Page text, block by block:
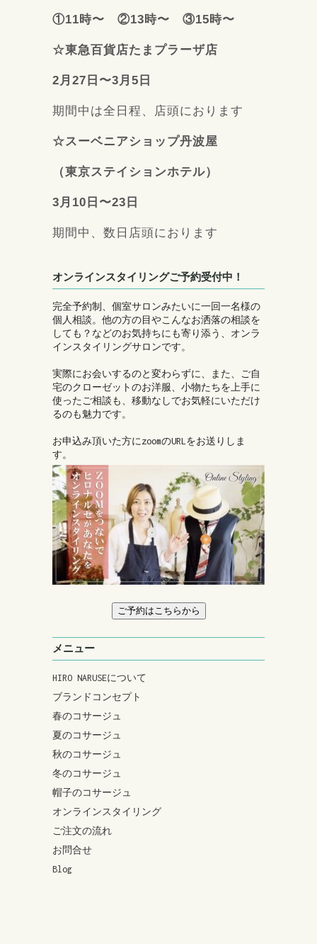
①11時〜 ②13時〜 ③15時〜
☆東急百貨店たまプラーザ店
2月27日〜3月5日
期間中は全日程、店頭におります
☆スーベニアショップ丹波屋
（東京ステイションホテル）
3月10日〜23日
期間中、数日店頭におります
オンラインスタイリングご予約受付中！
完全予約制、個室サロンみたいに一回一名様の
個人相談。他の方の目やこんなお洒落の相談を
しても？などのお気持ちにも寄り添う、オンラ
インスタイリングサロンです。
実際にお会いするのと変わらずに、また、ご自
宅のクローゼットのお洋服、小物たちを上手に
使ったご相談も、移動なしでお気軽にいただけ
るのも魅力です。
お申込み頂いた方にzoomのURLをお送りしま
す。
ご予約はこちらから
メニュー
HIRO NARUSEについて
ブランドコンセプト
春のコサージュ
夏のコサージュ
秋のコサージュ
冬のコサージュ
帽子のコサージュ
オンラインスタイリング
ご注文の流れ
お問合せ
Blog